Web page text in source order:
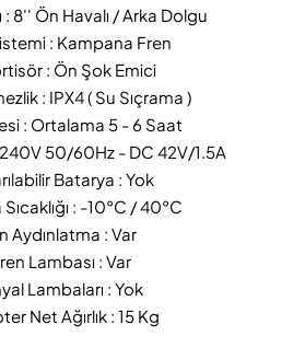
: 8'' Ön Havalı / Arka Dolgu
: Kampana Fren
: Ön Şok Emici
: IPX4 ( Su Sıçrama )
: Ortalama 5 - 6 Saat
50/60Hz - DC 42V/1.5A
Batarya : Yok
Sıcaklığı : -10°C / 40°C
Aydınlatma : Var
Lambası : Var
Lambaları : Yok
Net Ağırlık : 15 Kg